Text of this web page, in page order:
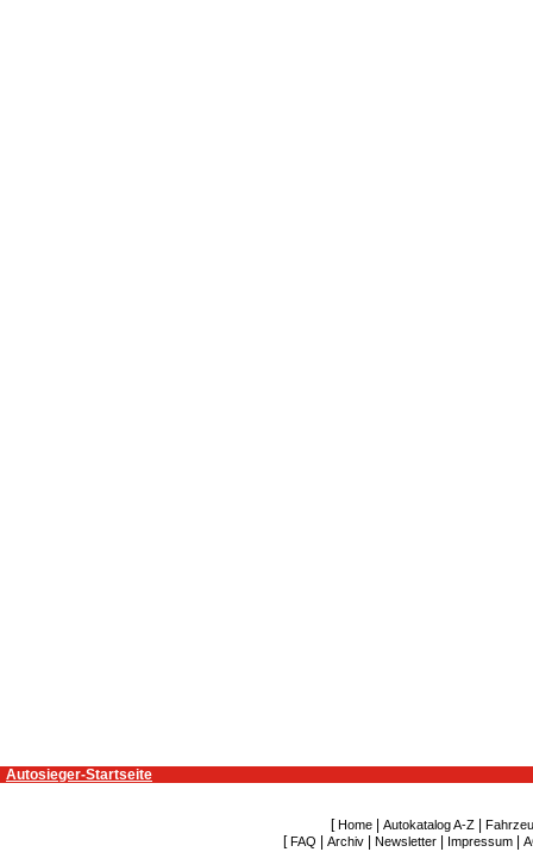
Autosieger-Startseite
[ Home Autokatalog A-Z
[ FAQ Archiv| Newsletter| Impressum|